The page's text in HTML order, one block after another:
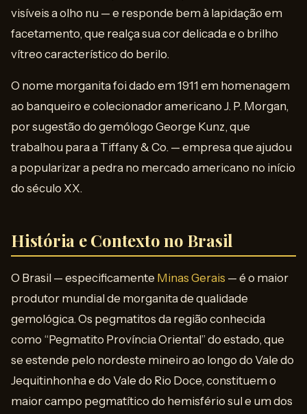
visíveis a olho nu — e responde bem à lapidação em
facetamento, que realça sua cor delicada e o brilho
vítreo característico do berilo.
O nome morganita foi dado em 1911 em homenagem
ao banqueiro e colecionador americano J. P. Morgan,
por sugestão do gemólogo George Kunz, que
trabalhou para a Tiffany & Co. — empresa que ajudou
a popularizar a pedra no mercado americano no início
do século XX.
História e Contexto no Brasil
O Brasil — especificamente Minas Gerais — é o maior
produtor mundial de morganita de qualidade
gemológica. Os pegmatitos da região conhecida
como “Pegmatito Província Oriental” do estado, que
se estende pelo nordeste mineiro ao longo do Vale do
Jequitinhonha e do Vale do Rio Doce, constituem o
maior campo pegmatítico do hemisfério sul e um dos